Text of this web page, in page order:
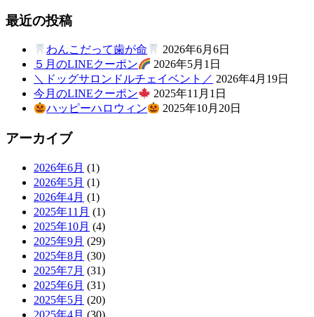
最近の投稿
わんこだって歯が命
2026年6月6日
５月のLINEクーポン
2026年5月1日
＼ドッグサロンドルチェイベント／ 2026年4月19日
今月のLINEクーポン
2025年11月1日
ハッピーハロウィン
2025年10月20日
アーカイブ
2026年6月 (1)
2026年5月 (1)
2026年4月 (1)
2025年11月 (1)
2025年10月 (4)
2025年9月 (29)
2025年8月 (30)
2025年7月 (31)
2025年6月 (31)
2025年5月 (20)
2025年4月 (30)